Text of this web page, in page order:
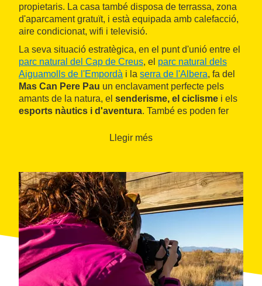
propietaris. La casa també disposa de terrassa, zona
d'aparcament gratuït, i està equipada amb calefacció,
aire condicionat, wifi i televisió.
La seva situació estratègica, en el punt d'unió entre el
parc natural del Cap de Creus, el parc natural dels
Aiguamolls de l'Empordà i la serra de l'Albera, fa del
Mas Can Pere Pau un enclavament perfecte pels
amants de la natura, el senderisme, el ciclisme i els
esports nàutics i d'aventura. També es poden fer
Museu Dalí, Castelló d'Empúries,
Llegir més